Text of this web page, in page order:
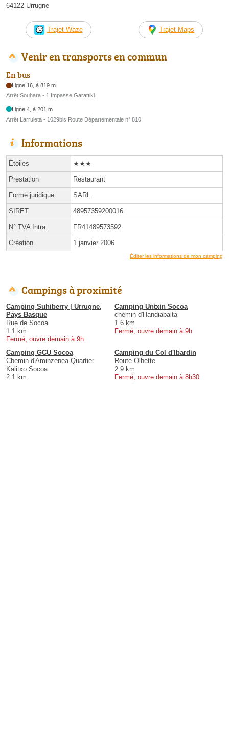
64122 Urrugne
Trajet Waze Trajet Maps
Venir en transports en commun
En bus
Ligne 16, à 819 m
Arrêt Souhara - 1 Impasse Garattiki
Ligne 4, à 201 m
Arrêt Larruleta - 1029bis Route Départementale n° 810
Informations
Étoiles ★★★
Prestation Restaurant
Forme juridique SARL
SIRET 48957359200016
N° TVA Intra. FR41489573592
Création 1 janvier 2006
Éditer les informations de mon camping
Campings à proximité
Camping Suhiberry | Urrugne,
Pays Basque
Rue de Socoa
1.1 km
Fermé, ouvre demain à 9h
Camping Untxin Socoa
chemin d'Handiabaita
1.6 km
Fermé, ouvre demain à 9h
Camping GCU Socoa
Chemin d'Aminzenea Quartier
Kalitxo Socoa
2.1 km
Camping du Col d'Ibardin
Route Olhette
2.9 km
Fermé, ouvre demain à 8h30